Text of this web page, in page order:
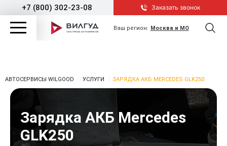
+7 (800) 302-23-08 Заказать звонок
Ваш регион: Москва и МО
АВТОСЕРВИСЫ WILGOOD УСЛУГИ ЗАРЯДКА АКБ MERCEDES GLK250
Зарядка АКБ Mercedes
GLK250